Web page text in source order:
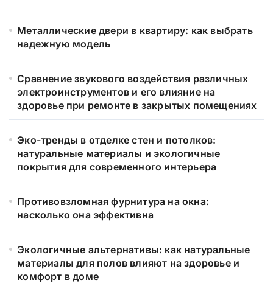
Металлические двери в квартиру: как выбрать
надежную модель
Сравнение звукового воздействия различных
электроинструментов и его влияние на
здоровье при ремонте в закрытых помещениях
Эко-тренды в отделке стен и потолков:
натуральные материалы и экологичные
покрытия для современного интерьера
Противовзломная фурнитура на окна:
насколько она эффективна
Экологичные альтернативы: как натуральные
материалы для полов влияют на здоровье и
комфорт в доме